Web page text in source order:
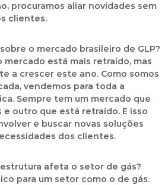
procuramos aliar novidades sem
clientes.
o mercado brasileiro de GLP?
mercado está mais retraído, mas
a crescer este ano. Como somos
vendemos para toda a
Sempre tem um mercado que
outro que está retraído. E isso
e buscar novas soluções
dos clientes.
afeta o setor de gás?
para um setor como o de gás.